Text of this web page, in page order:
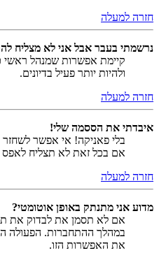
חזרה למעלה
נרשמתי בעבר אבל אני לא מצליח
קיימת אפשרות שמנהל ראשי
ולהיות יותר פעיל בדיונים.
חזרה למעלה
איבדתי את הססמה שלי!
בלי פאניקה! אי אפשר
אם בכל זאת לא תצליח
חזרה למעלה
מדוע אני מתנתק באופן אוטומטי?
אם לא תסמן את לבדוק את
במהלך ההתחברות. הפעולה
את האפשרות הזו.